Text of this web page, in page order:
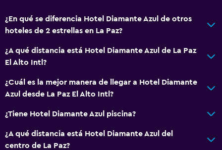
Plantas superiores accesibles por ascensor
Papel higiénico
Baño público
Ducha
Baño privado
Salud y seguridad
¿En qué se diferencia Hotel Diamante Azul de otros
hoteles de 2 estrellas en La Paz?
¿A qué distancia está Hotel Diamante Azul de La Paz
El Alto Intl?
¿Cuál es la mejor manera de llegar a Hotel Diamante
Azul desde La Paz El Alto Intl?
¿Tiene Hotel Diamante Azul piscina?
¿A qué distancia está Hotel Diamante Azul del
centro de La Paz?